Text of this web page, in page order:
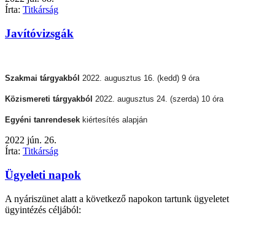
Írta: Titkárság
Javítóvizsgák
Szakmai tárgyakból 2022. augusztus 16. (kedd) 9 óra
Közismereti tárgyakból 2022. augusztus 24. (szerda) 10 óra
Egyéni tanrendesek kiértesítés alapján
2022 jún. 26.
Írta: Titkárság
Ügyeleti napok
A nyáriszünet alatt a következő napokon tartunk ügyeletet
ügyintézés céljából: